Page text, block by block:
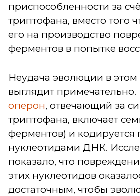
приспособленности за
триптофана, вместо того
его на производство
ферментов в попытке
Неудача эволюции в этом
выглядит
оперон, отвечающий за
триптофана, включает
ферментов) и
нуклеотидами ДНК.
показало, что
этих нуклеотидов
достаточным, чтобы